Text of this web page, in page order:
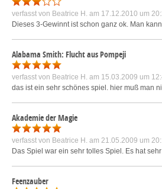
verfasst von Beatrice H. am 17.12.2010 um
Dieses 3-Gewinnt ist schon ganz ok. Man
Alabama Smith: Flucht aus Pompeji
verfasst von Beatrice H. am 15.03.2009 um
das ist ein sehr schönes spiel. hier muß man
Akademie der Magie
verfasst von Beatrice H. am 21.05.2009 um
Das Spiel war ein sehr tolles Spiel. Es hat
Feenzauber